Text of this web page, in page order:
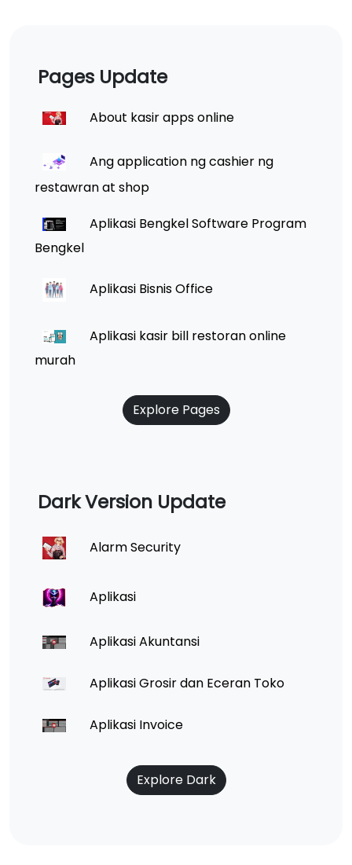
Pages Update
About kasir apps online
Ang application ng cashier ng
restawran at shop
Aplikasi Bengkel Software Program
Bengkel
Aplikasi Bisnis Office
Aplikasi kasir bill restoran online
murah
Explore Pages
Dark Version Update
Alarm Security
Aplikasi
Aplikasi Akuntansi
Aplikasi Grosir dan Eceran Toko
Aplikasi Invoice
Explore Dark